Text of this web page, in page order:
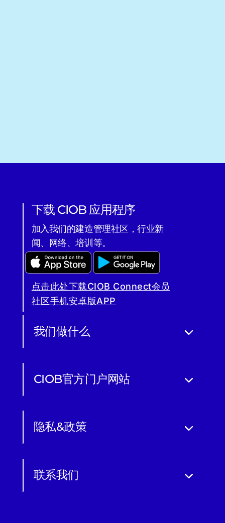
下载 CIOB 应用程序
加入我们的建造管理社区，行业新
闻、网络、培训等。
点击此处下载CIOB Connect会员
社区手机安卓版APP
我们做什么
CIOB官方门户网站
隐私&政策
联系我们